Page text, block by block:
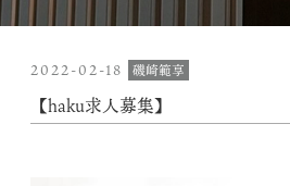
2022-02-18 磯崎範享
【haku求人募集】